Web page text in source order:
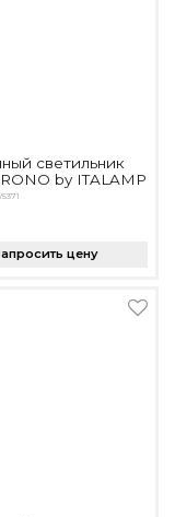
светильник
by ITALAMP
цену